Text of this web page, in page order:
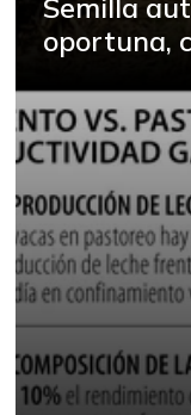
oportuna,